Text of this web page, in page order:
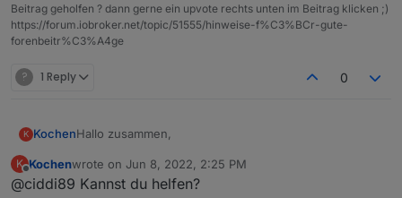
Beitrag geholfen ? dann gerne ein upvote rechts unten im Beitrag klicken ;)
https://forum.iobroker.net/topic/51555/hinweise-f%C3%BCr-gute-
forenbeitr%C3%A4ge
? 1 Reply 0
K KochenHallo zusammen,
mal ne ganz blöde Frage:
Was mache ich falsch?
K
Offline
Kochenwrote on Jun 8, 2022, 2:25 PM
last edited by
@ciddi89 Kannst du helfen?